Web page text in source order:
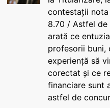
contestații nota
8.70 / Astfel de
arată ce
profesorii buni,
experiență să
corectat și ce
financiare sunt
astfel de